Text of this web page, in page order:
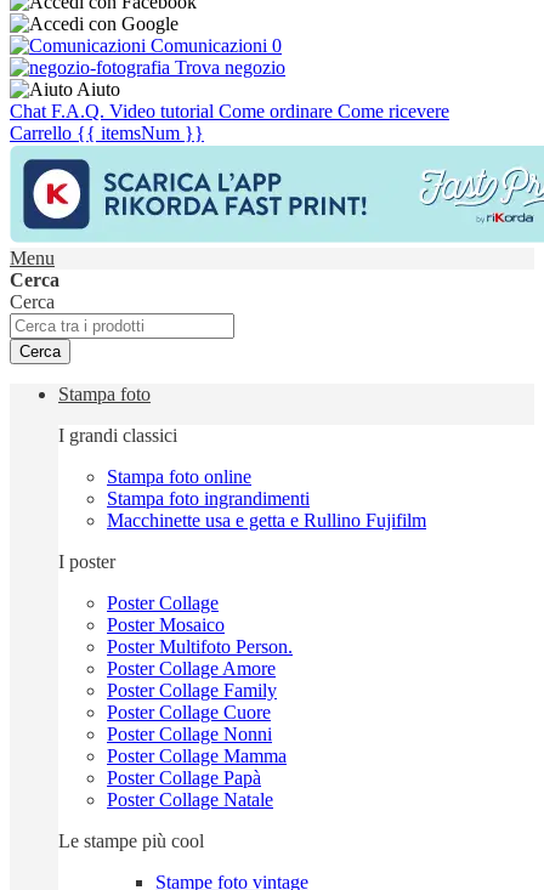
Comunicazioni 0
Trova negozio
Aiuto
Chat F.A.Q. Video tutorial Come ordinare Come ricevere
Carrello {{ itemsNum }}
Menu
Cerca
Cerca
Cerca
Stampa foto
I grandi classici
Stampa foto online
Stampa foto ingrandimenti
Macchinette usa e getta e Rullino Fujifilm
I poster
Poster Collage
Poster Mosaico
Poster Multifoto Person.
Poster Collage Amore
Poster Collage Family
Poster Collage Cuore
Poster Collage Nonni
Poster Collage Mamma
Poster Collage Papà
Poster Collage Natale
Le stampe più cool
Stampe foto vintage